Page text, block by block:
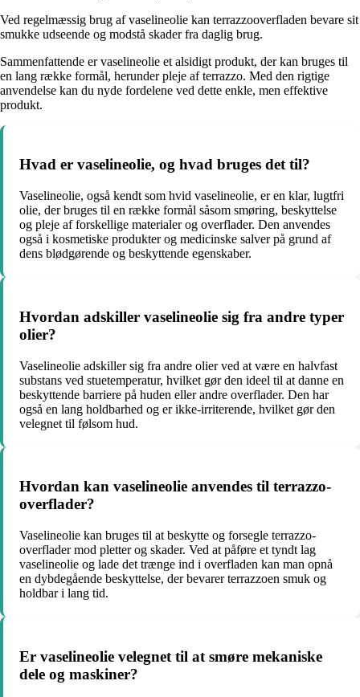
Ved regelmæssig brug af vaselineolie kan terrazzooverfladen bevare sit
smukke udseende og modstå skader fra daglig brug.
Sammenfattende er vaselineolie et alsidigt produkt, der kan bruges til
en lang række formål, herunder pleje af terrazzo. Med den rigtige
anvendelse kan du nyde fordelene ved dette enkle, men effektive
produkt.
Hvad er vaselineolie, og hvad bruges det til?
Vaselineolie, også kendt som hvid vaselineolie, er en klar, lugtfri
olie, der bruges til en række formål såsom smøring, beskyttelse
og pleje af forskellige materialer og overflader. Den anvendes
også i kosmetiske produkter og medicinske salver på grund af
dens blødgørende og beskyttende egenskaber.
Hvordan adskiller vaselineolie sig fra andre typer
olier?
Vaselineolie adskiller sig fra andre olier ved at være en halvfast
substans ved stuetemperatur, hvilket gør den ideel til at danne en
beskyttende barriere på huden eller andre overflader. Den har
også en lang holdbarhed og er ikke-irriterende, hvilket gør den
velegnet til følsom hud.
Hvordan kan vaselineolie anvendes til terrazzo-
overflader?
Vaselineolie kan bruges til at beskytte og forsegle terrazzo-
overflader mod pletter og skader. Ved at påføre et tyndt lag
vaselineolie og lade det trænge ind i overfladen kan man opnå
en dybdegående beskyttelse, der bevarer terrazzoen smuk og
holdbar i lang tid.
Er vaselineolie velegnet til at smøre mekaniske
dele og maskiner?